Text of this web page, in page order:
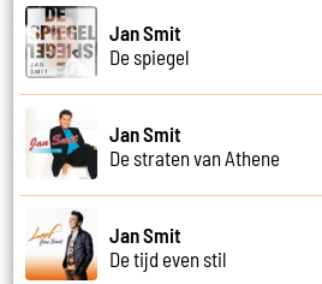
Jan Smit
De spiegel
Jan Smit
De straten van Athene
Jan Smit
De tijd even stil